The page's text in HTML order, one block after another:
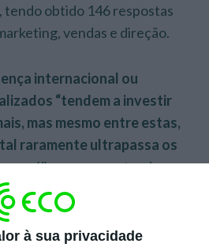
à sua privacidade
tendo obtido 146 respostas
vendas e direção.
internacional ou
“tendem a investir
mas mesmo entre estas,
raramente ultrapassa os
a análise, acrescentando que
maiores possam apresentar
elevados, “mostram
relação inversa entre